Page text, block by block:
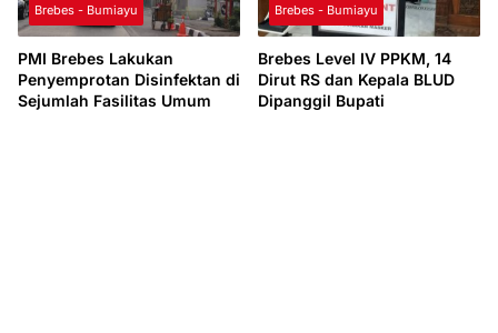
Brebes - Bumiayu
PMI Brebes Lakukan
Penyemprotan Disinfektan di
Sejumlah Fasilitas Umum
Brebes - Bumiayu
Brebes Level IV PPKM, 14
Dirut RS dan Kepala BLUD
Dipanggil Bupati